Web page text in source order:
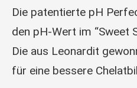
Die patentierte pH
den pH-Wert im “Sweet
Die aus Leonardit
für eine bessere